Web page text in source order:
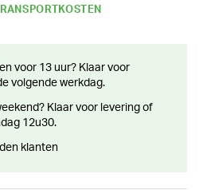
volgende werkdag.
12u30.
klanten